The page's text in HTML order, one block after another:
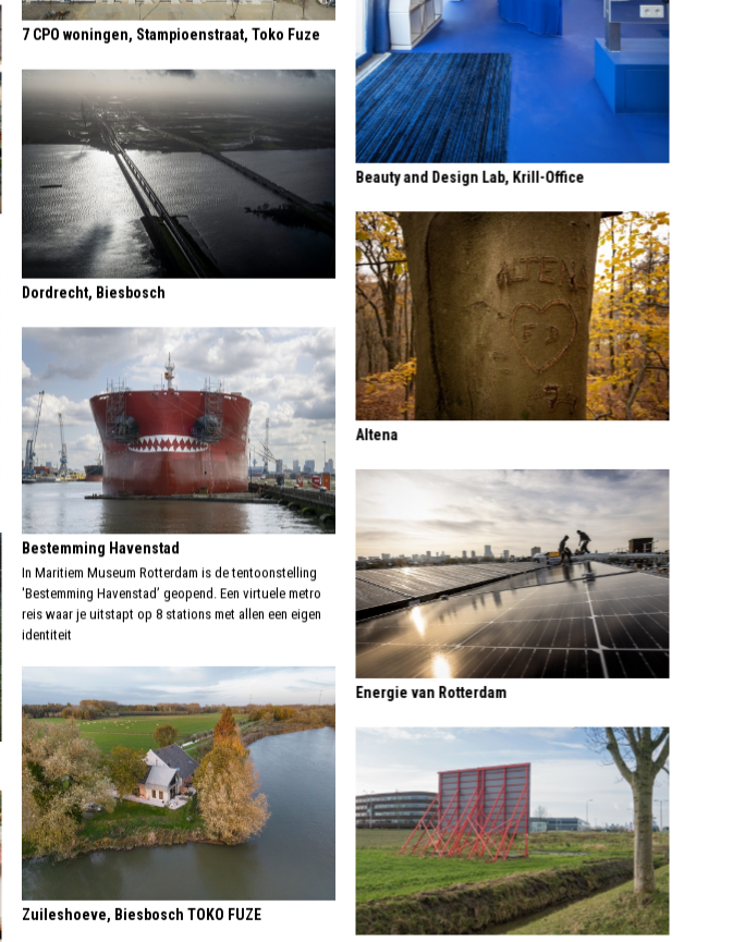
Beauty and Design Lab, Krill-Office
7 CPO woningen, Stampioenstraat, Toko Fuze
Dordrecht, Biesbosch
Altena
Bestemming Havenstad
In Maritiem Museum Rotterdam is de tentoonstelling
'Bestemming Havenstad’ geopend. Een virtuele metro
reis waar je uitstapt op 8 stations met allen een eigen
identiteit
Energie van Rotterdam
Zuileshoeve, Biesbosch TOKO FUZE